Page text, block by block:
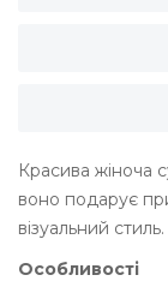
Красива жіноча
воно подарує
візуальний
Особливості